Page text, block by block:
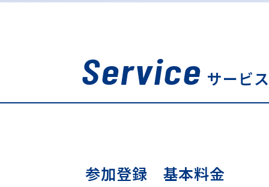
Service サービ
参加登録 基本料金